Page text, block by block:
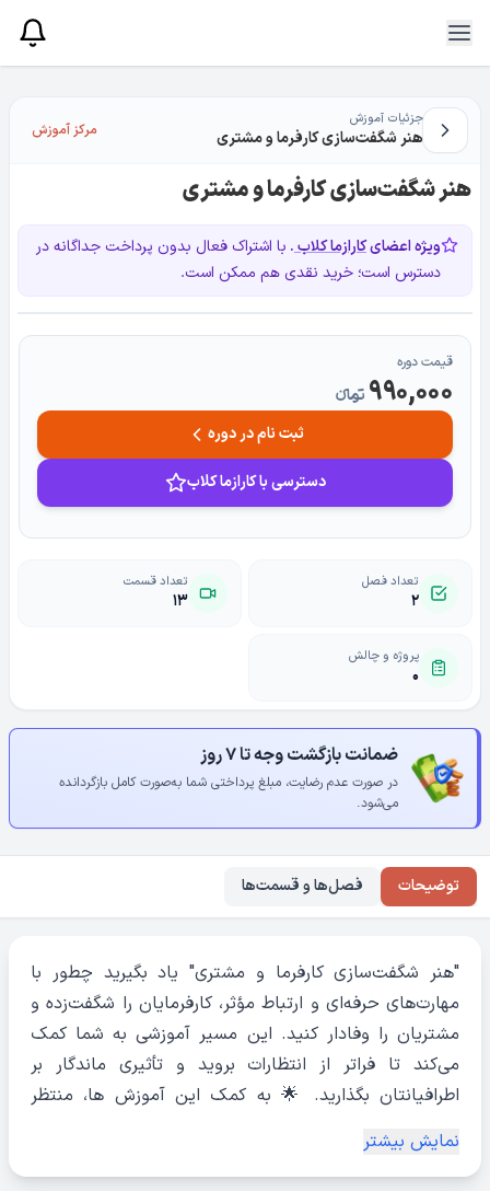
جزئیات آموزش
هنر شگفت‌سازی کارفرما و مشتری مرکز آموزش
هنر شگفت‌سازی کارفرما و مشتری
ویژه اعضایکارازما کلاب. با اشتراک فعال بدون پرداخت جداگانه در
دسترس است؛ خرید نقدی هم ممکن است.
قیمت دوره
990,000 تومانءء
ثبت نام در دوره
دسترسی با کارازما کلاب
تعداد فصل
۲
تعداد قسمت
۱۳
پروژه و چالش
۰
ضمانت بازگشت وجه تا ۷ روز
در صورت عدم رضایت، مبلغ پرداختی شما به‌صورت کامل بازگردانده
می‌شود.
توضیحات فصل‌ها و قسمت‌ها
"هنر شگفت‌سازی کارفرما و مشتری" یاد بگیرید چطور با
مهارت‌های حرفه‌ای و ارتباط مؤثر، کارفرمایان را شگفت‌زده و
مشتریان را وفادار کنید. این مسیر آموزشی به شما کمک
می‌کند تا فراتر از انتظارات بروید و تأثیری ماندگار بر
اطرافیانتان بگذارید. 🌟 به کمک این آموزش ها، منتظر
رضایت از طرف اطرافیان باشید.
نمایش بیشتر